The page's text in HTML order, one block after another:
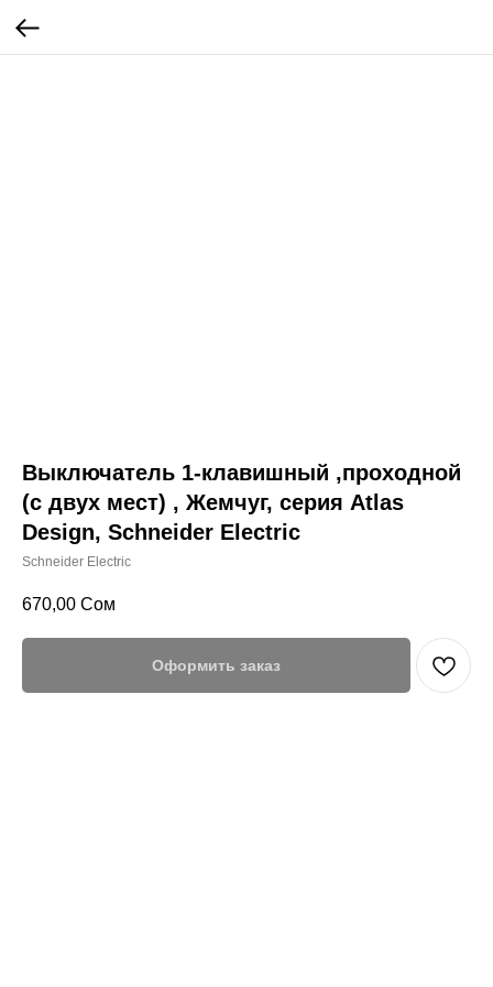
Выключатель 1-клавишный ,проходной
(с двух мест) , Жемчуг, серия Atlas
Design, Schneider Electric
Schneider Electric
670,00 Сом
Оформить заказ